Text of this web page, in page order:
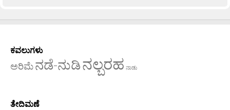
ಕವಲುಗಳು
ಅರಿಮೆನಡೆ-ನುಡಿನಲ್ಬರಹ ನಾಡು
ತೇದಿಮಣೆ